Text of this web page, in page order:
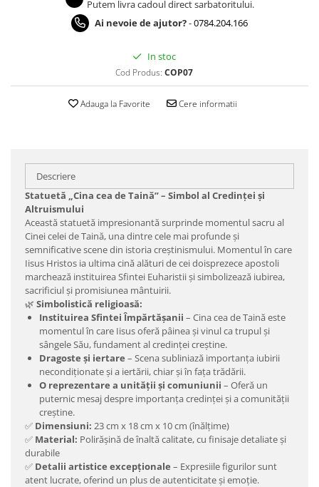
Putem livra cadoul direct sarbatoritului.
Ai nevoie de ajutor?-0784.204.166
In stoc
Cod Produs: COP07
Adauga la Favorite Cere informatii
Descriere
Statuetă „Cina cea de Taină” – Simbol al Credinței și
Altruismului
Această statuetă impresionantă surprinde momentul sacru al
Cinei celei de Taină, una dintre cele mai profunde și
semnificative scene din istoria creștinismului. Momentul în care
Iisus Hristos ia ultima cină alături de cei doisprezece apostoli
marchează instituirea Sfintei Euharistii și simbolizează iubirea,
sacrificiul și promisiunea mântuirii.
🌿 Simbolistică religioasă:
Instituirea Sfintei Împărtășanii – Cina cea de Taină este
momentul în care Iisus oferă pâinea și vinul ca trupul și
sângele Său, fundament al credinței creștine.
Dragoste și iertare – Scena subliniază importanța iubirii
necondiționate și a iertării, chiar și în fața trădării.
O reprezentare a unității și comuniunii – Oferă un
puternic mesaj despre importanța credinței și a comunității
creștine.
✅ Dimensiuni: 23 cm x 18 cm x 10 cm (înălțime)
✅ Material: Polirășină de înaltă calitate, cu finisaje detaliate și
durabile
✅ Detalii artistice excepționale – Expresiile figurilor sunt
atent lucrate, oferind un plus de autenticitate și emoție.